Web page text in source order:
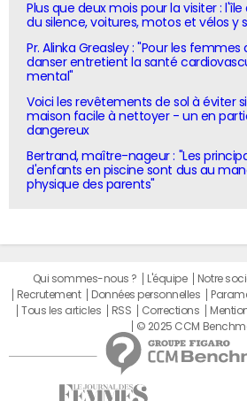
Plus que deux mois pour la visiter :
du silence, voitures, motos et vélos y
Pr. Alinka Greasley : "Pour les
danser entretient la santé
mental"
Voici les revêtements de sol à éviter
maison facile à nettoyer - un en
dangereux
Bertrand, maître-nageur : "Les
d'enfants en piscine sont dus au
physique des parents"
Qui sommes-nous ? L'équipe Notre
Recrutement
Données personnelles
Tous les articles
RSS Corrections
© 2025 CCM